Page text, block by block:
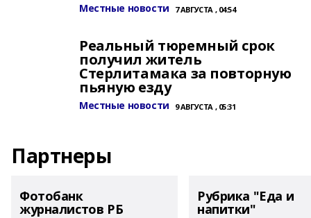
Местные новости 7 АВГУСТА , 04:54
Реальный тюремный срок
получил житель
Стерлитамака за повторную
пьяную езду
Местные новости 9 АВГУСТА , 05:31
Партнеры
Фотобанк
журналистов РБ
Рубрика "Еда и
напитки"